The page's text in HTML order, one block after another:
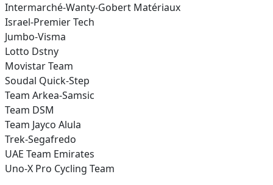
Intermarché-Wanty-Gobert Matériaux
Israel-Premier Tech
Jumbo-Visma
Lotto Dstny
Movistar Team
Soudal Quick-Step
Team Arkea-Samsic
Team DSM
Team Jayco Alula
Trek-Segafredo
UAE Team Emirates
Uno-X Pro Cycling Team